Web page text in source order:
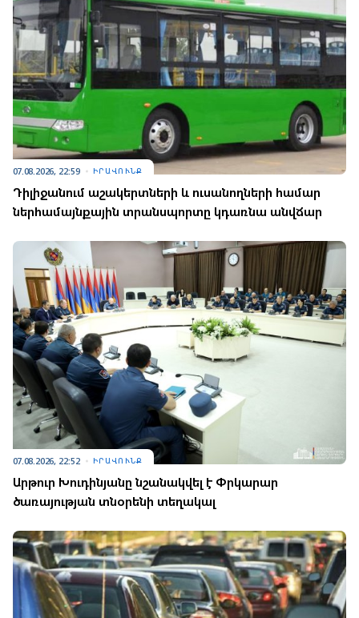
07.08.2026, 22:59 ԻՐԱՎՈՒՆՔ
Դիլիջանում աշակերտների և ուսանողների համար
ներհամայնքային տրանսպորտը կդառնա անվճար
07.08.2026, 22:52 ԻՐԱՎՈՒՆՔ
Արթուր Խուդինյանը նշանակվել է Փրկարար
ծառայության տնօրենի տեղակալ